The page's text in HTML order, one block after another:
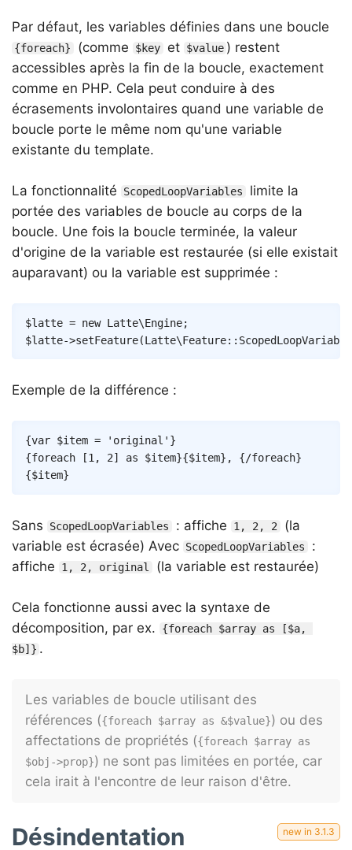
Par défaut, les variables définies dans une boucle
{foreach} (comme $key et $value ) restent
accessibles après la fin de la boucle, exactement
comme en PHP. Cela peut conduire à des
écrasements involontaires quand une variable de
boucle porte le même nom qu'une variable
existante du template.
La fonctionnalité ScopedLoopVariables
limite la
portée des variables de boucle au corps de la
boucle. Une fois la boucle terminée, la valeur
d'origine de la variable est restaurée (si elle existait
auparavant) ou la variable est supprimée :
$latte = new Latte\Engine;
$latte->setFeature(Latte\Feature::
Exemple de la différence :
{var $item = 'original' }
{foreach [1 , 2] as $item}{$item} , {/foreach}
{$item}
Sans ScopedLoopVariables : affiche 1, 2, 2
(la
variable est écrasée) Avec ScopedLoopVariables
:
affiche
1, 2, original (la variable est restaurée)
Cela fonctionne aussi avec la syntaxe de
décomposition, par ex.
{foreach $array as [$a,
$b]} .
Les variables de boucle utilisant des
références ({foreach $array as &$value}) ou des
affectations de propriétés ({foreach $array as
$obj->prop}) ne sont pas limitées en portée, car
cela irait à l'encontre de leur raison d'être.
Désindentation